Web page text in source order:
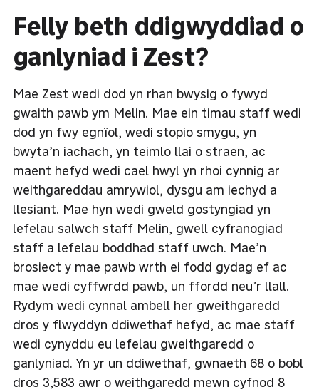
Felly beth ddigwyddiad o
ganlyniad i Zest?
Mae Zest wedi dod yn rhan bwysig o fywyd
gwaith pawb ym Melin. Mae ein timau staff wedi
dod yn fwy egnïol, wedi stopio smygu, yn
bwyta’n iachach, yn teimlo llai o straen, ac
maent hefyd wedi cael hwyl yn rhoi cynnig ar
weithgareddau amrywiol, dysgu am iechyd a
llesiant. Mae hyn wedi gweld gostyngiad yn
lefelau salwch staff Melin, gwell cyfranogiad
staff a lefelau boddhad staff uwch. Mae’n
brosiect y mae pawb wrth ei fodd gydag ef ac
mae wedi cyffwrdd pawb, un ffordd neu’r llall.
Rydym wedi cynnal ambell her gweithgaredd
dros y flwyddyn ddiwethaf hefyd, ac mae staff
wedi cynyddu eu lefelau gweithgaredd o
ganlyniad. Yn yr un ddiwethaf, gwnaeth 68 o bobl
dros 3,583 awr o weithgaredd mewn cyfnod 8